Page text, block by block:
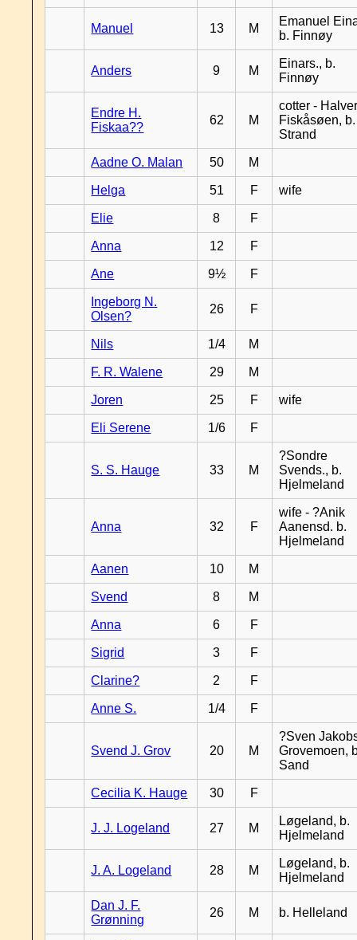
Manuel 13 M
Emanuel
b. Finnøy
Anders 9 M
Einars., b.
Finnøy
Endre H.
Fiskaa??
62 M
cotter -
Fiskåsøen, b.
Strand
Aadne O. Malan 50 M
Helga 51 F wife
Elie 8 F
Anna 12 F
Ane 9½ F
Ingeborg N.
Olsen?
26 F
Nils 1/4 M
F. R. Walene 29 M
Joren 25 F wife
Eli Serene 1/6 F
S. S. Hauge 33 M
?Sondre
Svends., b.
Hjelmeland
Anna 32 F
wife - ?Anik
Aanensd. b.
Hjelmeland
Aanen 10 M
Svend 8 M
Anna 6 F
Sigrid 3 F
Clarine? 2 F
Anne S. 1/4 F
Svend J. Grov 20 M
?Sven
Grovemoen,
Sand
Cecilia K. Hauge 30 F
J. J. Logeland 27 M
Løgeland, b.
Hjelmeland
J. A. Logeland 28 M
Løgeland, b.
Hjelmeland
Dan J. F.
Grønning
26 M b. Helleland